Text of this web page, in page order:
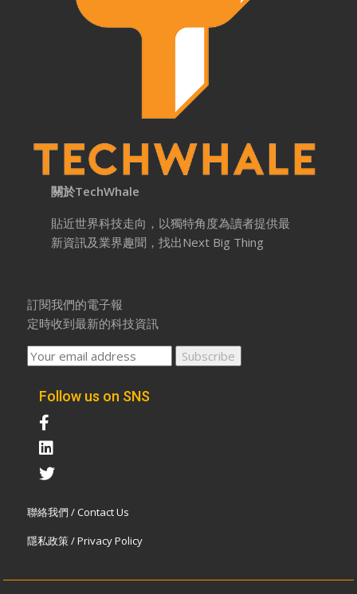
關於TechWhale
貼近世界科技走向，以獨特角度為讀者提供最
新資訊及業界趣聞，找出Next Big Thing
訂閱我們的電子報
定時收到最新的科技資訊
Follow us on SNS
聯絡我們 / Contact Us
隱私政策 / Privacy Policy